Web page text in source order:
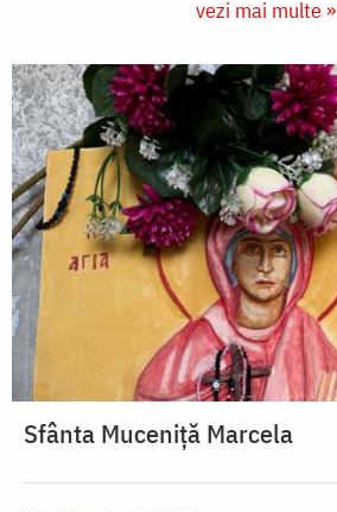
vezi mai multe »
Sfânta Muceniță Marcela